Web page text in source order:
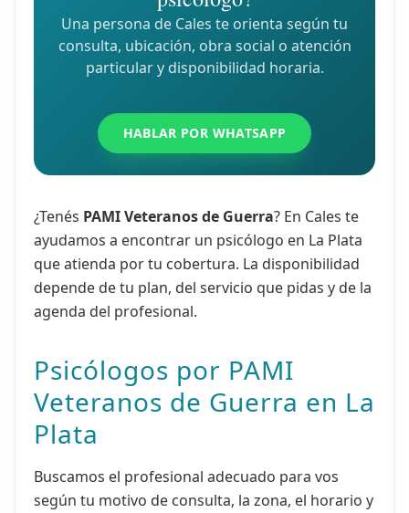
Una persona de Cales te orienta según tu
consulta, ubicación, obra social o atención
particular y disponibilidad horaria.
HABLAR POR WHATSAPP
¿Tenés PAMI Veteranos de Guerra? En Cales te
ayudamos a encontrar un psicólogo en La Plata
que atienda por tu cobertura. La disponibilidad
depende de tu plan, del servicio que pidas y de la
agenda del profesional.
Psicólogos por PAMI
Veteranos de Guerra en La
Plata
Buscamos el profesional adecuado para vos
según tu motivo de consulta, la zona, el horario y